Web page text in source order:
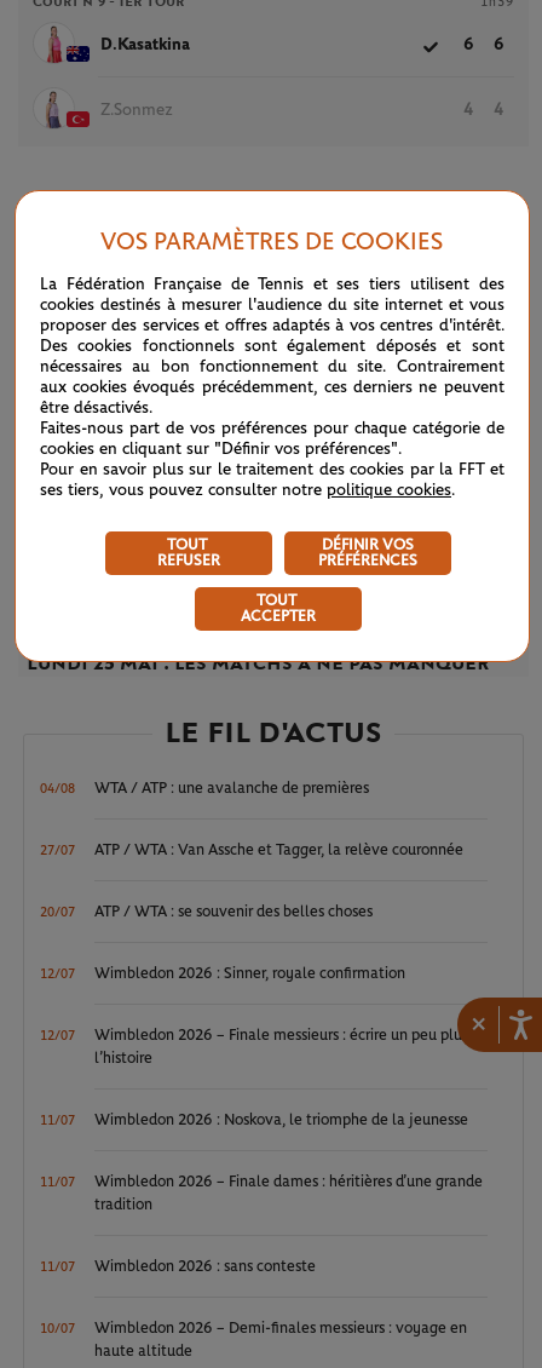
×
D.Kasatkina 6 6
Z.Sonmez 4 4
ARTICLES
DIMANCHE 24 MAI 2026
Lundi 25 mai : les matchs à ne pas manquer
LE FIL D'ACTUS
04/08 WTA / ATP : une avalanche de premières
27/07 ATP / WTA : Van Assche et Tagger, la relève couronnée
20/07 ATP / WTA : se souvenir des belles choses
12/07 Wimbledon 2026 : Sinner, royale confirmation
12/07
Wimbledon 2026 – Finale messieurs : écrire un peu plus
l’histoire
11/07 Wimbledon 2026 : Noskova, le triomphe de la jeunesse
11/07
Wimbledon 2026 – Finale dames : héritières d’une grande
tradition
11/07 Wimbledon 2026 : sans conteste
10/07
Wimbledon 2026 – Demi-finales messieurs : voyage en
haute altitude
VOS PARAMÈTRES DE COOKIES
La Fédération Française de Tennis et ses tiers utilisent des
cookies destinés à mesurer l'audience du site internet et vous
proposer des services et offres adaptés à vos centres d'intérêt.
Des cookies fonctionnels sont également déposés et sont
nécessaires au bon fonctionnement du site. Contrairement
aux cookies évoqués précédemment, ces derniers ne peuvent
être désactivés.
Faites-nous part de vos préférences pour chaque catégorie de
cookies en cliquant sur "Définir vos préférences".
Pour en savoir plus sur le traitement des cookies par la FFT et
ses tiers, vous pouvez consulter notre politique cookies.
TOUT
REFUSER
DÉFINIR VOS
PRÉFÉRENCES
TOUT
ACCEPTER